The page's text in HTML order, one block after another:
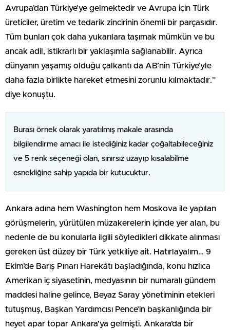
Avrupa’dan Türkiye’ye gelmektedir ve Avrupa için Türk
üreticiler, üretim ve tedarik zincirinin önemli bir parçasıdır.
Tüm bunları çok daha yukarılara taşımak mümkün ve bu
ancak adil, istikrarlı bir yaklaşımla sağlanabilir. Ayrıca
dünyanın yaşamış olduğu çalkantı da AB’nin Türkiye’yle
daha fazla birlikte hareket etmesini zorunlu kılmaktadır.”
diye konuştu.
Burası örnek olarak yaratılmış makale arasında
bilgilendirme amacı ile istediğiniz kadar çoğaltabileceğiniz
ve 5 renk seçeneği olan, sınırsız uzayıp kısalabilme
esnekliğine sahip yapıda bir kutucuktur.
Ankara adına hem Washington hem Moskova ile yapılan
görüşmelerin, yürütülen müzakerelerin içinde yer alan, bu
nedenle de bu konularla ilgili söyledikleri dikkate alınması
gereken üst düzey bir Türk yetkiliye ait. Hatırlayalım… 9
Ekim’de Barış Pınarı Harekâtı başladığında, konu hızlıca
Amerikan iç siyasetinin, medyasının bir numaralı gündem
maddesi haline gelince, Beyaz Saray yönetiminin etekleri
tutuşmuş, Başkan Yardımcısı Pence’in başkanlığında bir
heyet apar topar Ankara’ya gelmişti. Ankara’da bir